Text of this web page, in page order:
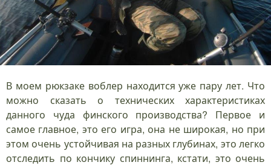
В моем рюкзаке воблер находится уже пару лет. Что
можно сказать о технических характеристиках
данного чуда финского производства? Первое и
самое главное, это его игра, она не широкая, но при
этом очень устойчивая на разных глубинах, это легко
отследить по кончику спиннинга, кстати, это очень